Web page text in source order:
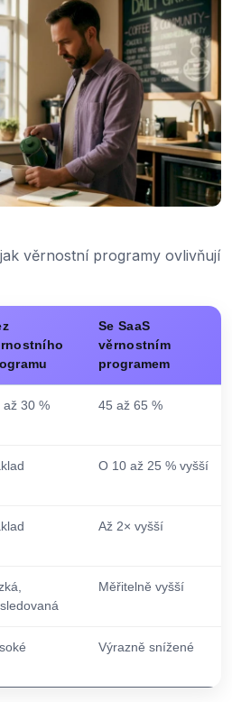
věrnostní programy ovlivňují
Se SaaS
věrnostním
programem
až 30 % 45 až 65 %
O 10 až 25 % vyšší
Až 2× vyšší
Měřitelně vyšší
Výrazně snížené